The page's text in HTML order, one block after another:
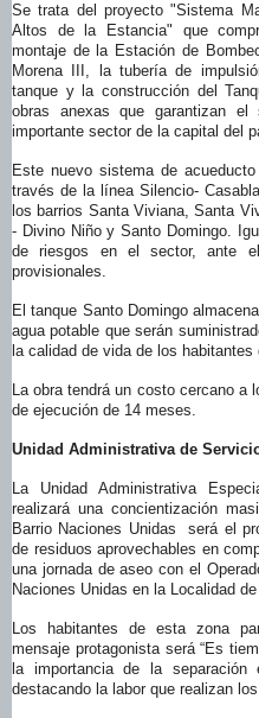
Se trata del proyecto "Sistema
Altos de la Estancia" que
montaje de la Estación de
Morena III, la tubería de
tanque y la construcción del
obras anexas que garantizan
importante sector de la capital del
Este nuevo sistema de
través de la línea Silencio-
los barrios Santa Viviana, Santa
- Divino Niño y Santo Domingo.
de riesgos en el sector, ante
provisionales.
El tanque Santo Domingo
agua potable que serán
la calidad de vida de los habitantes
La obra tendrá un costo cercano a
de ejecución de 14 meses.
Unidad Administrativa de
La Unidad Administrativa
realizará una concientización
Barrio Naciones Unidas será el
de residuos aprovechables en
una jornada de aseo con el
Naciones Unidas en la Localidad
Los habitantes de esta zona
mensaje protagonista será “Es
la importancia de la
destacando la labor que realizan